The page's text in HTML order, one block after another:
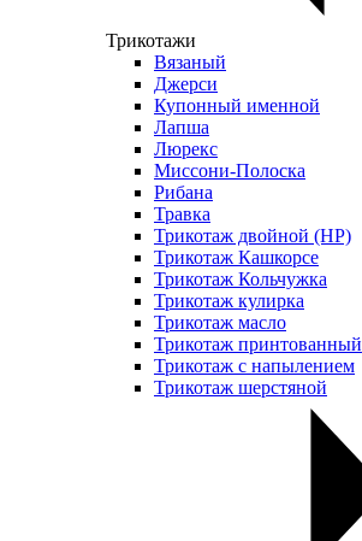
Трикотажи
Вязаный
Джерси
Купонный именной
Лапша
Люрекс
Миссони-Полоска
Рибана
Травка
Трикотаж двойной (НР)
Трикотаж Кашкорсе
Трикотаж Кольчужка
Трикотаж кулирка
Трикотаж масло
Трикотаж принтованный
Трикотаж с напылением
Трикотаж шерстяной